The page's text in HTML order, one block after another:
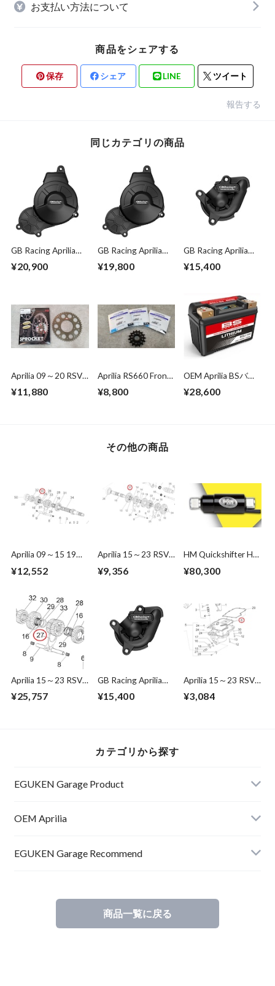
お支払い方法について
商品をシェアする
保存 シェア LINE ツイート
報告する
同じカテゴリの商品
GB Racing Aprilia
ネーターカバー
¥20,900
GB Racing Aprilia
チカバー
¥19,800
GB Racing Aprilia
ターポンプカバー
¥15,400
Aprilia 09～20 RSV4
For OEM Rear Wheel
¥11,880
Aprilia RS660 Front
16T
¥8,800
OEM Aprilia BSバッ
ウムバッテリー
¥28,600
その他の商品
Aprilia 09～15 19～
1000 /1100 6th
857231
¥12,552
Aprilia 15～23 RSV4
gear on the sec.
¥9,356
HM Quickshifter HM
Shifter (Carburetor
¥80,300
Aprilia 15～23 RSV4
2A000453R
¥25,757
GB Racing Aprilia
ターポンプカバー
¥15,400
Aprilia 15～23 RSV4
Gasket 2A000576
¥3,084
カテゴリから探す
EGUKEN Garage Product
RSV4
RS660
OEM Aprilia
RSV4
EGUKEN Garage Recommend
商品一覧に戻る